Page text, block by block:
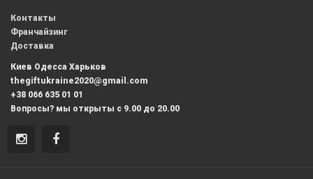
Контакты
Франчайзинг
Доставка
Киев Одесса Харьков
thegiftukraine2020@gmail.com
+38 066 635 01 01
Вопросы? мы открыты с 9.00 до 20.00